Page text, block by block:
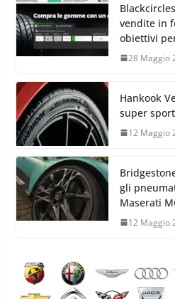
vendite in
obiettivi
28 Maggio
Hankook
super
12 Maggio
gli
Maserati
12 Maggio